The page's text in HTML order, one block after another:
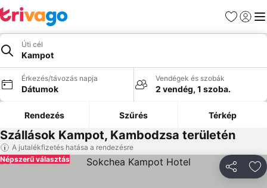
Kedvencek
Úti cél
Kampot
Érkezés/távozás napja
Dátumok
Vendégek és szobák
2 vendég, 1 szoba.
Rendezés Szűrés Térkép
Szállások Kampot, Kambodzsa területén
A jutalékfizetés hatása a rendezésre
Népszerű választás